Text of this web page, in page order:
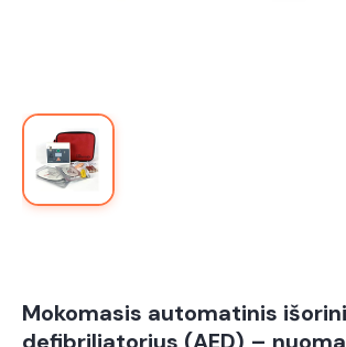
Mokomasis automatinis